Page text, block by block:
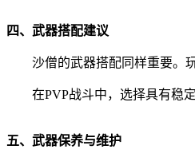
四、武器搭配建议
沙僧的武器搭配同样重要。
在PVP战斗中，选择具有稳
五、武器保养与维护